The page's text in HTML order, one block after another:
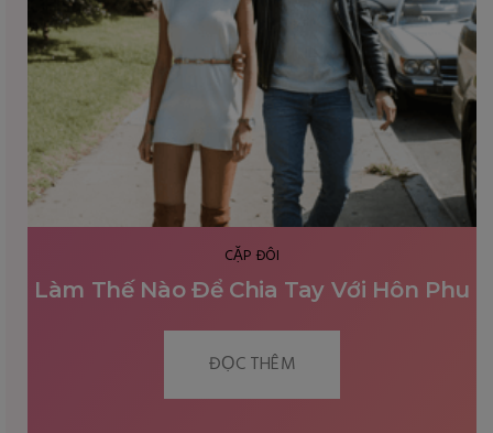
CẶP ĐÔI
49 Ý TƯỞNG HẸN HÒ CHO CÁC CẶP ĐÔI
ĐỌC THÊM